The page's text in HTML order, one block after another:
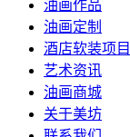
油画作品
油画定制
酒店软装项目
艺术资讯
油画商城
关于美坊